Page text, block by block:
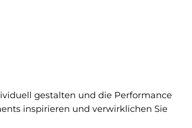
gestalten und die Performance
inspirieren und verwirklichen Sie